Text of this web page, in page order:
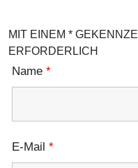
MIT EINEM *
ERFORDERLICH
Name *
E-Mail *